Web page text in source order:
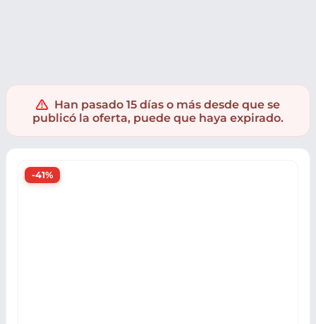
Han pasado 15 días o más desde que se
publicó la oferta, puede que haya expirado.
-41%